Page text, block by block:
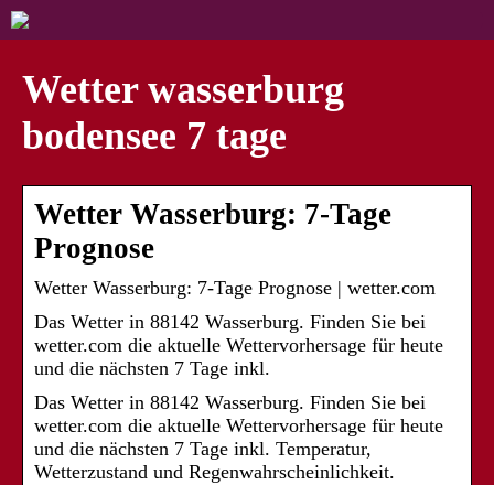
Wetter wasserburg
bodensee 7 tage
Wetter Wasserburg: 7-Tage
Prognose
Wetter Wasserburg: 7-Tage Prognose | wetter.com
Das Wetter in 88142 Wasserburg. Finden Sie bei
wetter.com die aktuelle Wettervorhersage für heute
und die nächsten 7 Tage inkl.
Das Wetter in 88142 Wasserburg. Finden Sie bei
wetter.com die aktuelle Wettervorhersage für heute
und die nächsten 7 Tage inkl. Temperatur,
Wetterzustand und Regenwahrscheinlichkeit.